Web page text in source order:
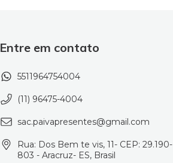
Entre em contato
5511964754004
(11) 96475-4004
sac.paivapresentes@gmail.com
Rua: Dos Bem te vis, 11- CEP: 29.190-
803 - Aracruz- ES, Brasil